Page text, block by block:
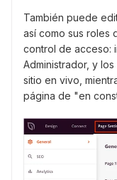
También puede
así como sus roles
control de acceso:
Administrador, y
sitio en vivo,
página de "en